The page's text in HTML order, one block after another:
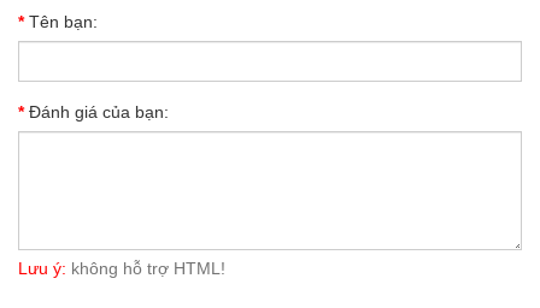
Tên bạn:
Đánh giá của bạn:
Lưu ý: không hỗ trợ HTML!